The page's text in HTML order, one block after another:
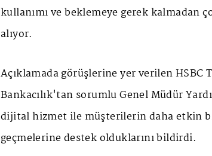
kullanımı ve beklemeye gerek kalmadan
alıyor.
Açıklamada görüşlerine yer verilen HSBC
Bankacılık'tan sorumlu Genel Müdür
dijital hizmet ile müşterilerin daha etkin
geçmelerine destek olduklarını bildirdi.